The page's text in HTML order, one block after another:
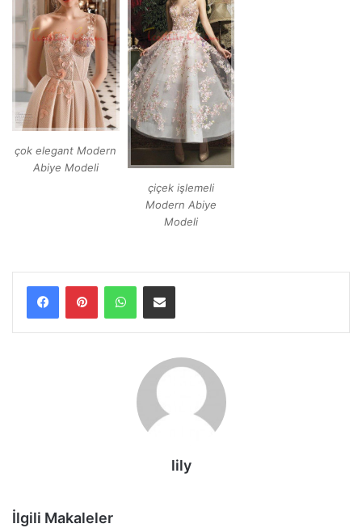
çok elegant Modern
Abiye Modeli
çiçek işlemeli
Modern Abiye
Modeli
WhatsAppE-Posta ile paylaş
lily
İlgili Makaleler